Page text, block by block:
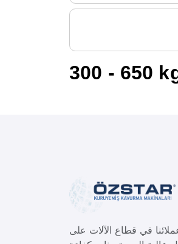
300 - 650
في قطاع الآلات على